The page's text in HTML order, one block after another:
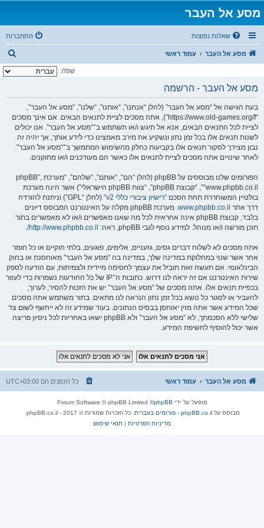
מסע אל העבר
שאלות נפוצות התחברות
מסע אל העבר עמוד ראשי
י
שפה:
מסע אל העבר - הרשמה
בעת הגישה אל “מסע אל העבר” (להלן “אנחנו”, “אותנו”, “שלנו”, “מסע אל העבר”,
“https://www.old-games.org/f”), אתה מסכים לציית לתנאים הבאים. אם אינך מסכים
לציית לכל התנאים הבאים, אנא אל תיגש ו/או תשתמש ב־“מסע אל העבר”. אנו יכולים
לשנות תנאים אלו בכל זמן נתון ונשקיע את מירב מאמצינו כדי לידע אותך, אך יהיה זה
נבון מצידך לסקור תנאים אלו בקביעות כחלק מהשימוש המתמשך ב־“מסע אל העבר”.
לאחר שינויים אתה מסכים לציית לתנאים אלו כאשר הם מעודכנים ו/או מתוקנים.
הפורומים שלנו מבוססים על phpBB (להלן “הם”, “אותם”, “שלהם”, “מערכת phpBB”,
“www.phpbb.co.il”, “קבוצת phpBB”, “צוות phpBB הישראלי”) אשר הינה מערכת
בולטיין המשוחררת תחת הסכם “רישיון ציבורי כללי v2
” (להלן “GPL”) וניתנת להורדה
דרך אתר www.phpbb.co.il
. מערכת phpBB מקלה על האינטרנט המבוסס דיונים
בלבד, קבוצת phpBB אינה אחראית לכל מה שאנו מאפשרים ו/או לא מאפשרים בתור
תוכן מורשה ו/או מנוהל. למידע נוסף לגבי phpBB, ראה:
http://www.phpbb.co.il/
.
אתה מסכים לא לשלוח דברים גסים, גזעניים, אלימים, פוגעים, בלתי חוקיים או כל חומר
אחר אשר שנוי במחלוקת במדינה שלך, במדינה בה “מסע אל העבר” מאוחסנת או בחוק
הבינלאומי. אם תעשה זאת תוביל את עצמך לחסימה מיידית ולצמיתות, עם הודעה לספק
שירות האינטרנט אם זה יראה לנו דרוש. כתובות ה־IP של כל ההודעות נשמרות כדי לעזור
בכפיית תנאים אלו. אתה מסכים של “מסע אל העבר” יש את הזכות להסיר, לערוך,
להעביר או לסגור כל נושא בכל זמן נתון הנראה לנו מתאים. בתור משתמש אתה מסכים
שכל המידע אשר אתה מזין יאוחסן בבסיס הנתונים. בעוד שמידע זה לא ייחשף לשום צד
שלישי ללא הסכמתך, לא “מסע אל העבר” ולא phpBB ישאו באחריות לכל ניסיון פריצה
אשר יכול להוסיף לחשיפת המידע.
מסע אל העבר עמוד ראשי כל הזמנים הם UTC+03:00
מופעל על ידי phpBB
® Forum Software © phpBB Limited
מבוסס עלphpBB.co.il - פורומים בעברית
. כל הזכויות שמורות © 2017 - phpBB.co.il.
מדיניות הפרטיות | תנאי שימוש